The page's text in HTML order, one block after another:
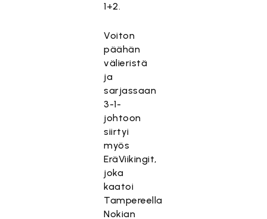
1+2.
Voiton
päähän
välieristä
ja
sarjassaan
3-1-
johtoon
siirtyi
myös
EräViikingit,
joka
kaatoi
Tampereella
Nokian